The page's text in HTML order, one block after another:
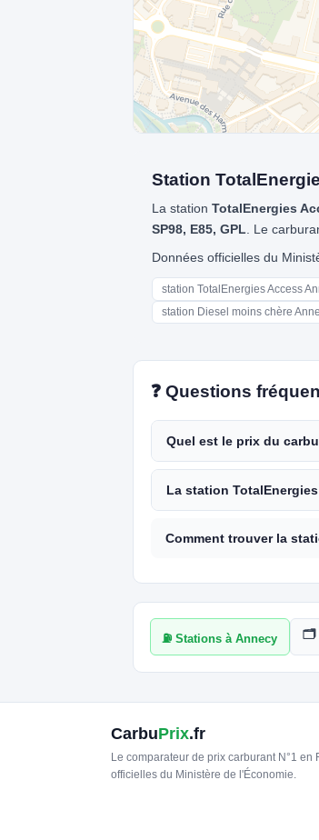
Station
La station TotalEnergies
SP98, E85, GPL. Le
Données officielles du
station TotalEnergies Access
station Diesel moins chère
❓ Questions
Quel est le prix du
La station
Comment trouver la
⛽ Stations à Annecy 🗂️
CarbuPrix.fr
Le comparateur de prix carburant N°1 en
officielles du Ministère de l'Économie.